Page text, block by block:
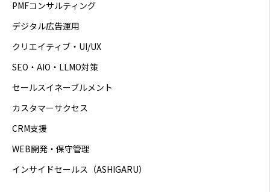
PMFコンサルティング
デジタル広告運用
クリエイティブ・UI/UX
SEO・AIO・LLMO対策
セールスイネーブルメント
カスタマーサクセス
CRM支援
WEB開発・保守管理
インサイドセールス（ASHIGARU）